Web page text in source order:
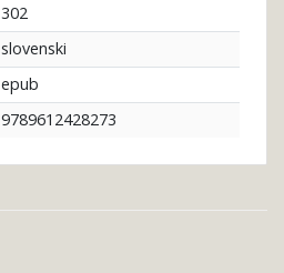
302
slovenski
epub
9789612428273